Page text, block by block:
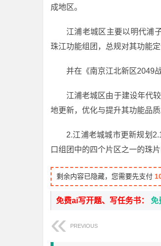
成地区。
江浦老城区主要以明代浦
珠江功能组团，总规对其功能
并在《南京江北新区2049
江浦老城区由于建设年代
地更新，优化与提升其功能品质
2.江浦老城城市更新规划
口组团中的四个片区之一的珠
剩余内容已隐藏，您需要先支付
免费ai写开题、写任务书： 免
PREVIOUS